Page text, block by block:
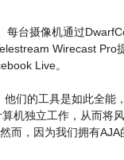
台摄像机通过
Wirecast
Live。
们的工具是如此全
机独立工作，从而将
而，因为我们拥有